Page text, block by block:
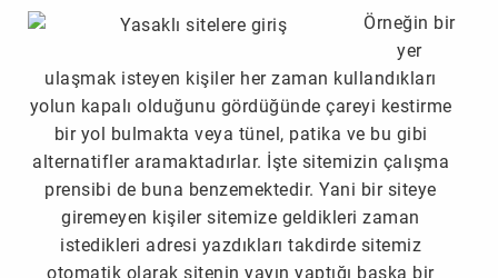
Örneğin bir
yer
ulaşmak isteyen kişiler her zaman kullandıkları
yolun kapalı olduğunu gördüğünde çareyi kestirme
bir yol bulmakta veya tünel, patika ve bu gibi
alternatifler aramaktadırlar. İşte sitemizin çalışma
prensibi de buna benzemektedir. Yani bir siteye
giremeyen kişiler sitemize geldikleri zaman
istedikleri adresi yazdıkları takdirde sitemiz
otomatik olarak sitenin yayın yaptığı başka bir